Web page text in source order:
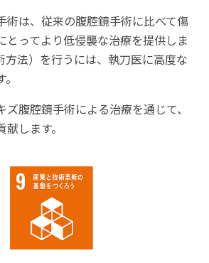
術は、従来の腹腔鏡手術に比べて傷
とってより低侵襲な治療を提供しま
方法）を行うには、執刀医に高度な
腹腔鏡手術による治療を通じて、
します。